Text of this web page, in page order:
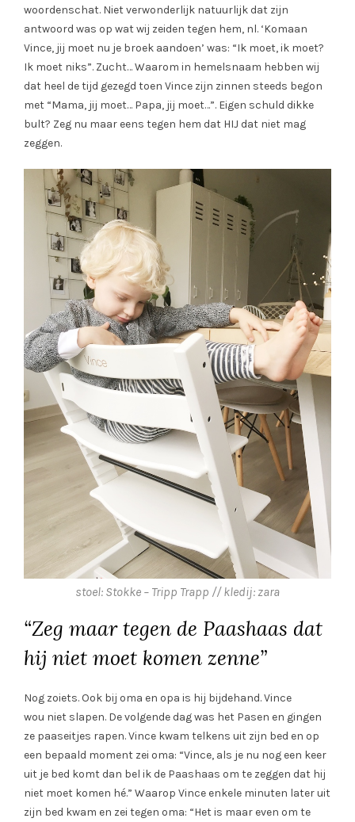
woordenschat. Niet verwonderlijk natuurlijk dat zijn
antwoord was op wat wij zeiden tegen hem, nl. ‘Komaan
Vince, jij moet nu je broek aandoen’ was: “Ik moet, ik moet?
Ik moet niks”. Zucht… Waarom in hemelsnaam hebben wij
dat heel de tijd gezegd toen Vince zijn zinnen steeds begon
met “Mama, jij moet… Papa, jij moet…”. Eigen schuld dikke
bult? Zeg nu maar eens tegen hem dat HIJ dat niet mag
zeggen.
stoel: Stokke – Tripp Trapp // kledij: zara
“Zeg maar tegen de Paashaas dat
hij niet moet komen zenne”
Nog zoiets. Ook bij oma en opa is hij bijdehand. Vince
wou niet slapen. De volgende dag was het Pasen en gingen
ze paaseitjes rapen. Vince kwam telkens uit zijn bed en op
een bepaald moment zei oma: “Vince, als je nu nog een keer
uit je bed komt dan bel ik de Paashaas om te zeggen dat hij
niet moet komen hé.” Waarop Vince enkele minuten later uit
zijn bed kwam en zei tegen oma: “Het is maar even om te